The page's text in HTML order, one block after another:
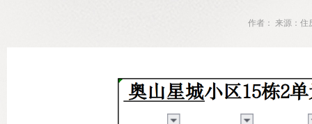
作者： 来源：